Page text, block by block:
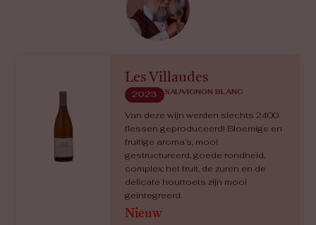
Les Villaudes
2023 SAUVIGNON BLANC
Van deze wijn werden slechts 2400
flessen geproduceerd! Bloemige en
fruitige aroma’s, mooi
gestructureerd, goede rondheid,
complex: het fruit, de zuren en de
delicate houttoets zijn mooi
geïntegreerd.
Nieuw